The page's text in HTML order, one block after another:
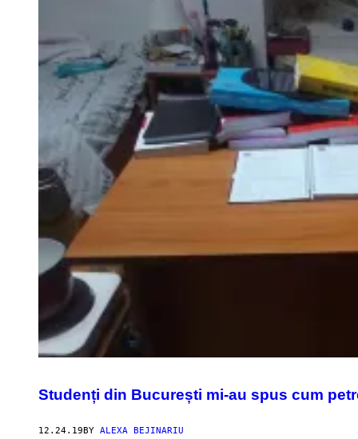
Studenți din București mi-au spus cum
12.24.19BY ALEXA BEJINARIU